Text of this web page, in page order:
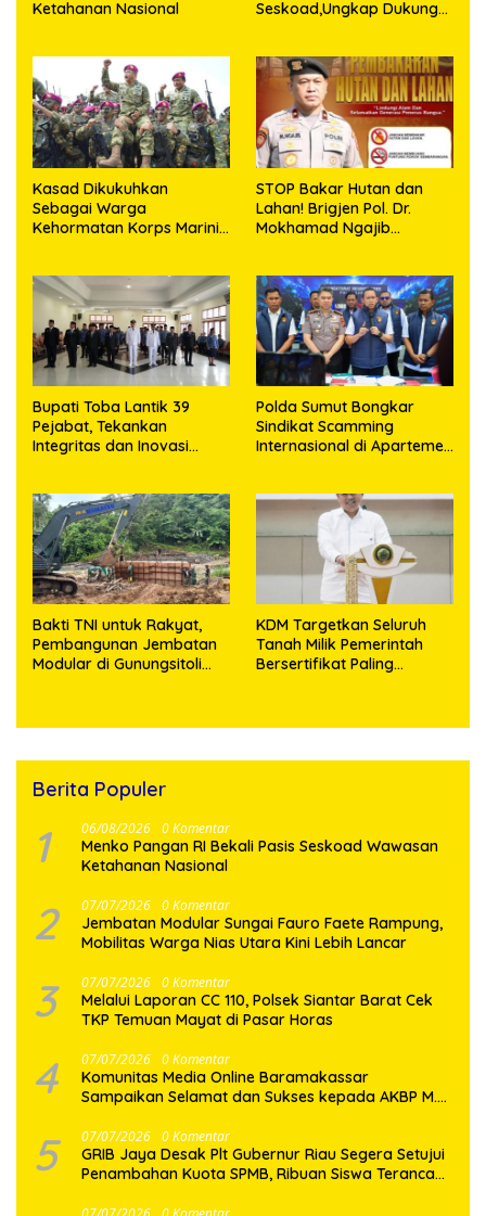
Ketahanan Nasional
Seskoad,Ungkap Dukung
Kasad Dikukuhkan
Sebagai Warga
Kehormatan Korps Marinir
STOP Bakar Hutan dan
Lahan! Brigjen Pol. Dr.
Mokhamad Ngajib
Masa Depan!
Bupati Toba Lantik 39
Pejabat, Tekankan
Integritas dan Inovasi
Polda Sumut Bongkar
Sindikat Scamming
Internasional di Apartemen
Bakti TNI untuk Rakyat,
Pembangunan Jembatan
Modular di Gunungsitoli
KDM Targetkan Seluruh
Tanah Milik Pemerintah
Bersertifikat Paling
Berita Populer
1 06/08/2026 0 Komentar
Menko Pangan RI Bekali Pasis Seskoad Wawasan
Ketahanan Nasional
2 07/07/2026 0 Komentar
Jembatan Modular Sungai Fauro Faete Rampung,
Mobilitas Warga Nias Utara Kini Lebih Lancar
3 07/07/2026 0 Komentar
Melalui Laporan CC 110, Polsek Siantar Barat Cek
TKP Temuan Mayat di Pasar Horas
4 07/07/2026 0 Komentar
Komunitas Media Online Baramakassar
Sampaikan Selamat dan Sukses kepada AKBP M.
5 07/07/2026 0 Komentar
GRIB Jaya Desak Plt Gubernur Riau Segera Setujui
Penambahan Kuota SPMB, Ribuan Siswa Terancam